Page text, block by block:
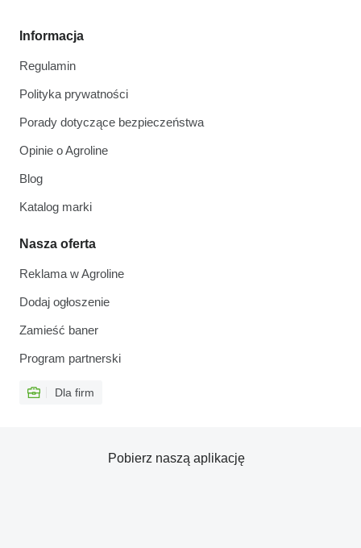
Informacja
Regulamin
Polityka prywatności
Porady dotyczące bezpieczeństwa
Opinie o Agroline
Blog
Katalog marki
Nasza oferta
Reklama w Agroline
Dodaj ogłoszenie
Zamieść baner
Program partnerski
Dla firm
Pobierz naszą aplikację